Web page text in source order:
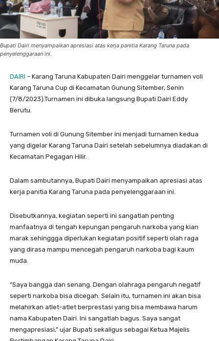
Bupati Dairi menyampaikan apresiasi atas kerja panitia Karang Taruna pada
penyelenggaraan ini.
DAIRI – Karang Taruna Kabupaten Dairi menggelar turnamen voli
Karang Taruna Cup di Kecamatan Gunung Sitember, Senin
(7/8/2023).Turnamen ini dibuka langsung Bupati Dairi Eddy
Berutu.
Turnamen voli di Gunung Sitember ini menjadi turnamen kedua
yang digelar Karang Taruna Dairi setelah sebelumnya diadakan di
Kecamatan Pegagan Hilir.
Dalam sambutannya, Bupati Dairi menyampaikan apresiasi atas
kerja panitia Karang Taruna pada penyelenggaraan ini.
Disebutkannya, kegiatan seperti ini sangatlah penting
manfaatnya di tengah kepungan pengaruh narkoba yang kian
marak sehinggga diperlukan kegiatan positif seperti olah raga
yang dirasa mampu mencegah pengaruh narkoba bagi kaum
muda.
“Saya bangga dan senang. Dengan olahraga pengaruh negatif
seperti narkoba bisa dicegah. Selain itu, turnamen ini akan bisa
melahirkan atlet-atlet berprestasi yang bisa membawa harum
nama Kabupaten Dairi. Ini sangatlah bagus. Saya sangat
mengapresiasi,” ujar Bupati sekaligus sebagai Ketua Majelis